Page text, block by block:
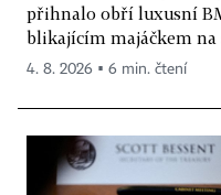
přihnalo obří luxusní
blikajícím majáčkem na
4. 8. 2026 ▪ 6 min. čtení